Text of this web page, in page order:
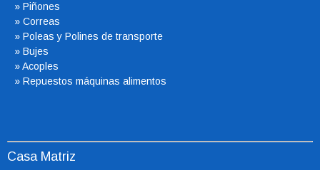
» Piñones
» Correas
» Poleas y Polines de transporte
» Bujes
»Acoples
» Repuestos máquinas alimentos
Casa Matriz